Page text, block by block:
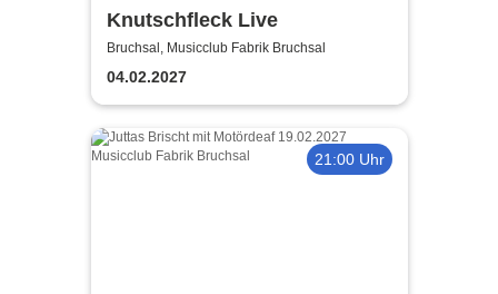
Knutschfleck Live
Bruchsal, Musicclub Fabrik Bruchsal
04.02.2027
21:00 Uhr